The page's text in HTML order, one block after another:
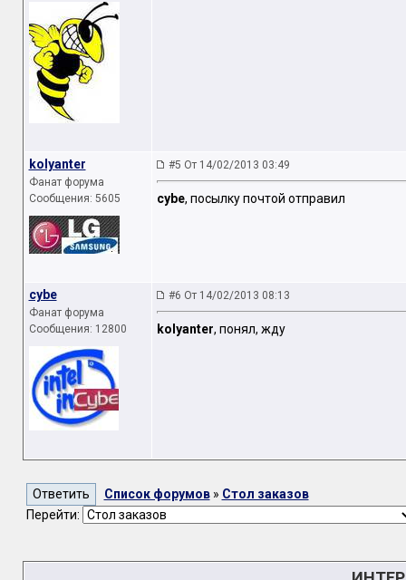
kolyanter
Фанат форума
Сообщения: 5605
#5 От 14/02/2013 03:49
cybe, посылку почтой отправил
cybe
Фанат форума
Сообщения: 12800
#6 От 14/02/2013 08:13
kolyanter, понял, жду
Список форумов» Стол заказов
Перейти: